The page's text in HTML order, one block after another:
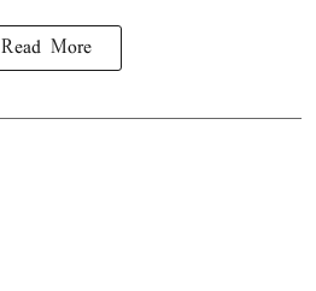
Read More